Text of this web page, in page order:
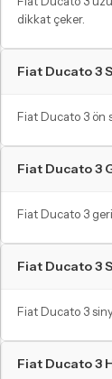
dikkat çeker.
Fiat Ducato 3
Fiat Ducato 3 ön
Fiat Ducato 3
Fiat Ducato 3
Fiat Ducato 3
Fiat Ducato 3
Fiat Ducato 3